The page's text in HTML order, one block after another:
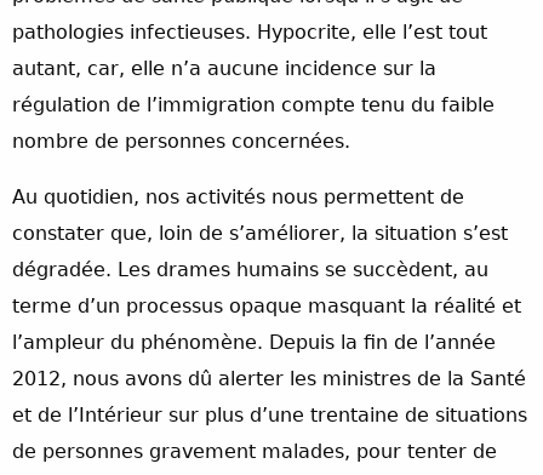
pathologies infectieuses. Hypocrite, elle l’est tout
autant, car, elle n’a aucune incidence sur la
régulation de l’immigration compte tenu du faible
nombre de personnes concernées.
Au quotidien, nos activités nous permettent de
constater que, loin de s’améliorer, la situation s’est
dégradée. Les drames humains se succèdent, au
terme d’un processus opaque masquant la réalité et
l’ampleur du phénomène. Depuis la fin de l’année
2012, nous avons dû alerter les ministres de la Santé
et de l’Intérieur sur plus d’une trentaine de situations
de personnes gravement malades, pour tenter de